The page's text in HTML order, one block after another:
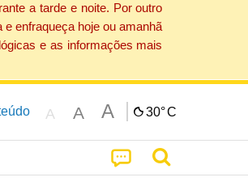
a tarde e noite. Por outro
enfraqueça hoje ou amanhã
e as informações mais
A A A 30°C